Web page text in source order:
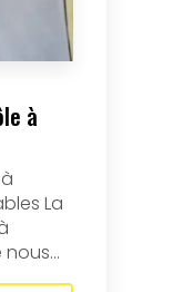
à
La